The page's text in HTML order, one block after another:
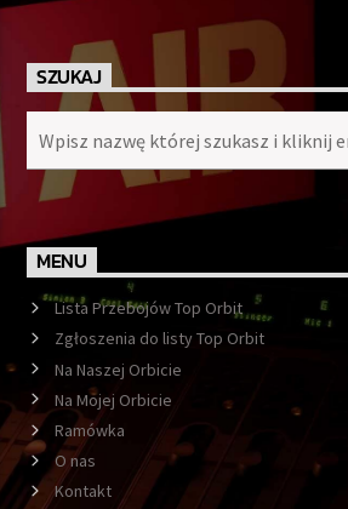
SZUKAJ
MENU
Lista Przebojów Top Orbit
Zgłoszenia do listy Top Orbit
Na Naszej Orbicie
Na Mojej Orbicie
Ramówka
O nas
Kontakt